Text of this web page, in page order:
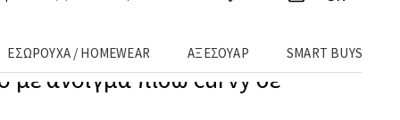
ΕΣΩΡΟΥΧΑ / HOMEWEAR ΑΞΕΣΟΥΑΡ SMART BUYS
με άνοιγμα πίσω curvy σε